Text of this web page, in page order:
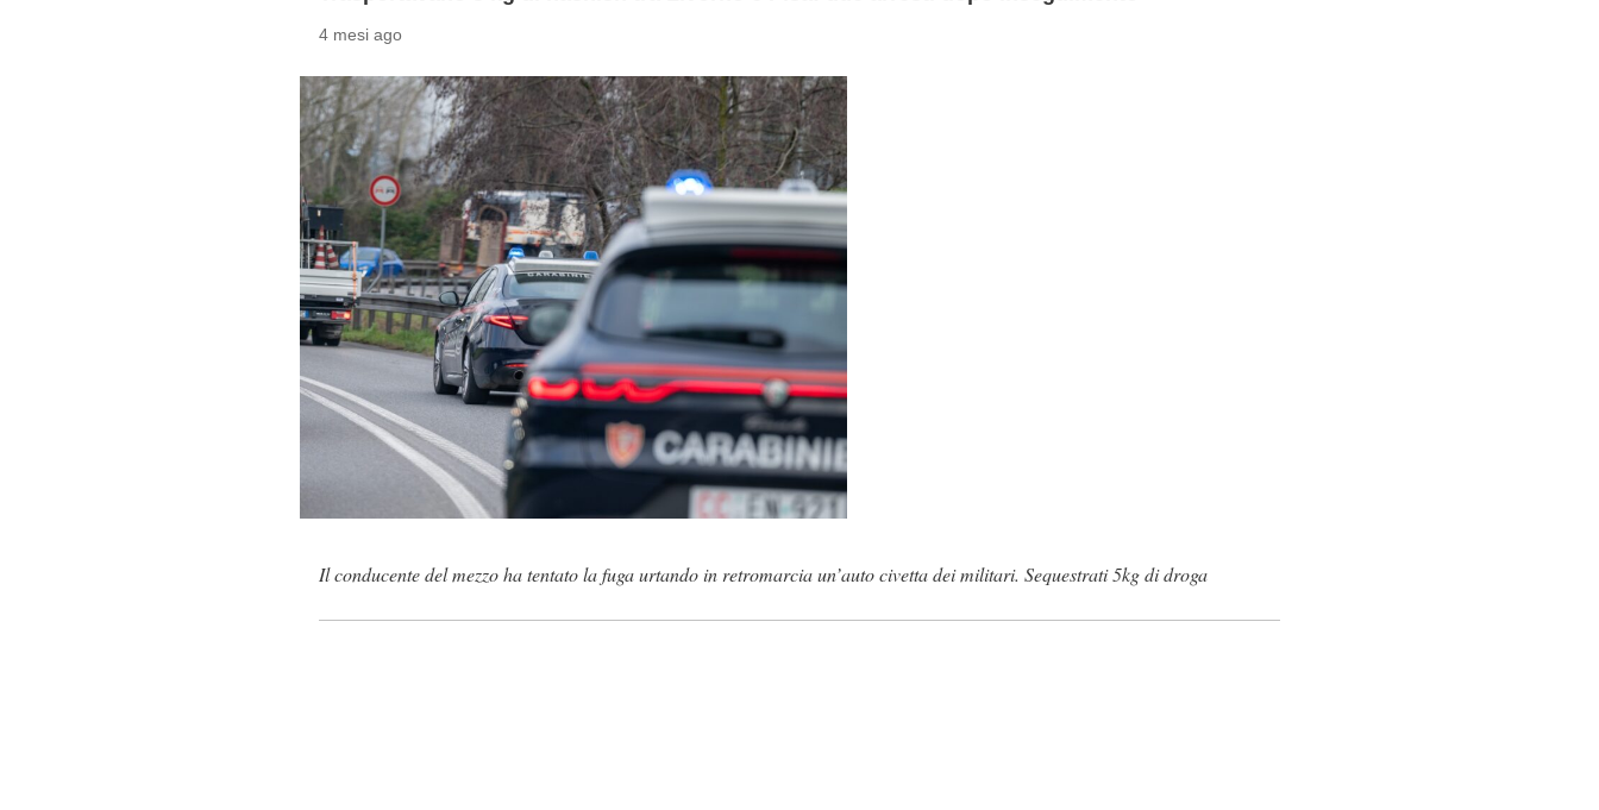
4 mesi ago
Il conducente del mezzo ha tentato la fuga urtando in retromarcia un’auto civetta dei militari. Sequestrati 5kg di droga